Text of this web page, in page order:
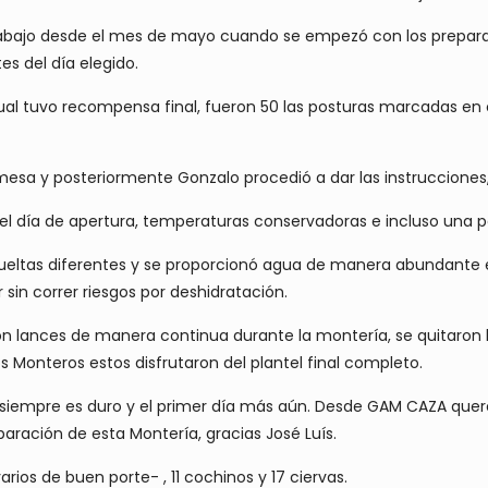
desde el mes de mayo cuando se empezó con los
del día elegido.
tuvo recompensa final, fueron 50 las posturas marcadas
y posteriormente Gonzalo procedió a dar las
día de apertura, temperaturas conservadoras e incluso una
diferentes y se proporcionó agua de manera
correr riesgos por deshidratación.
lances de manera continua durante la montería, se quitaron
Monteros estos disfrutaron del plantel final completo.
es duro y el primer día más aún. Desde GAM CAZA
de esta Montería, gracias José Luís.
de buen porte- , 11 cochinos y 17 ciervas.